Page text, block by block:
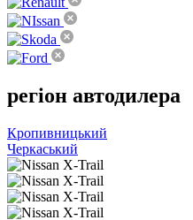
регіон автодилера
Кропивницький
Черкаський